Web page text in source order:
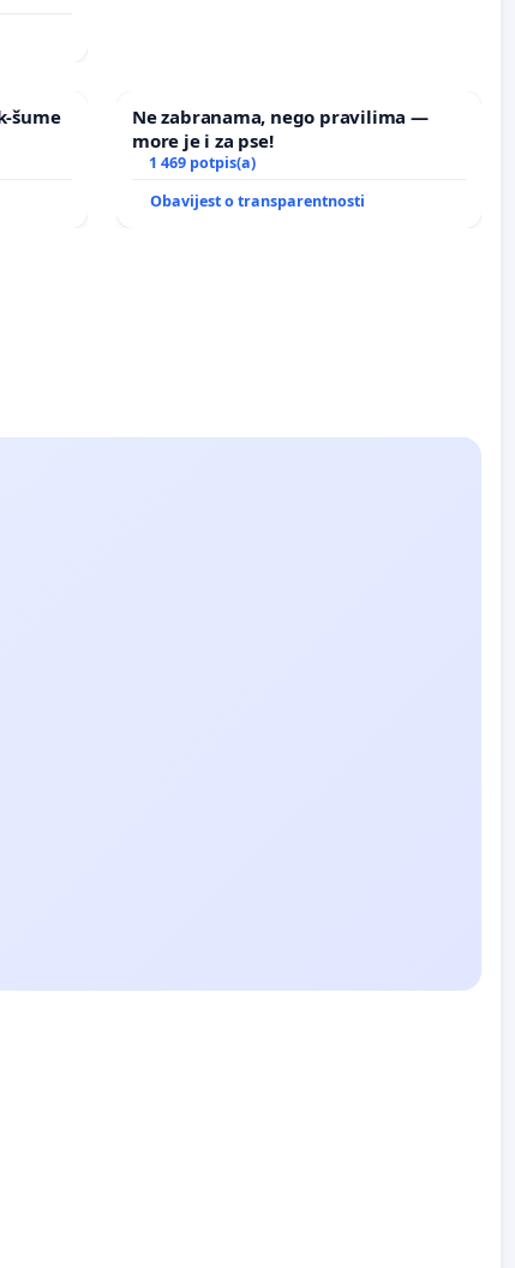
šume
Ne zabranama, nego pravilima —
more je i za pse!
1 469 potpis(a)
Obavijest o transparentnosti